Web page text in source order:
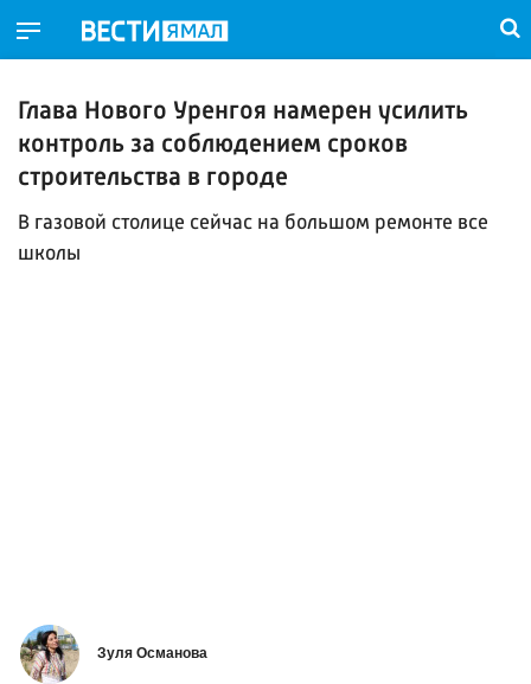
Глава Нового Уренгоя намерен усилить
контроль за соблюдением сроков
строительства в городе
В газовой столице сейчас на большом ремонте все
школы
Зуля Османова